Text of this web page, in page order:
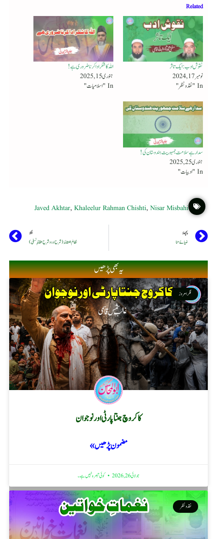
Related
نقوش ادب : ایک تاثر
نومبر 17, 2024
In "نقد ونظر"
اللہ کا شکر ادا کرنا ضروری ہے!
جنوری 15, 2025
In "اسلامیات"
سدا رہے سلامت جمہوریت ہندوستان کی!
جنوری 25, 2025
In "ادبیات"
Javed Akhtar,Khaleelur Rahman Chishti,Nisar Misbahi
پچھلا
ضیائے حنا
اگلا
نظامُ العقائد (شرح اردو شرحِ عقائدِ نسفی)
یہ بھی پڑھیں
فکر امروز
کاکروچ جنتا پارٹی اور نوجوان
مضمون پڑھیں »
جولائی 26, 2026 کوئی تبصرہ نہیں ہے۔
نقد ونظر